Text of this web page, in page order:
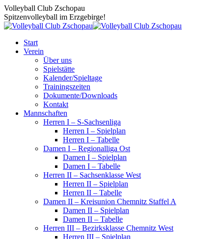
Zum
Inhalt
springen
Volleyball Club Zschopau
Spitzenvolleyball im Erzgebirge!
Start
Verein
Über uns
Spielstätte
Kalender/Spieltage
Trainingszeiten
Dokumente/Downloads
Kontakt
Mannschaften
Herren I – S-Sachsenliga
Herren I – Spielplan
Herren I – Tabelle
Damen I – Regionalliga Ost
Damen I – Spielplan
Damen I – Tabelle
Herren II – Sachsenklasse West
Herren II – Spielplan
Herren II – Tabelle
Damen II – Kreisunion Chemnitz Staffel A
Damen II – Spielplan
Damen II – Tabelle
Herren III – Bezirksklasse Chemnitz West
Herren III – Spielplan